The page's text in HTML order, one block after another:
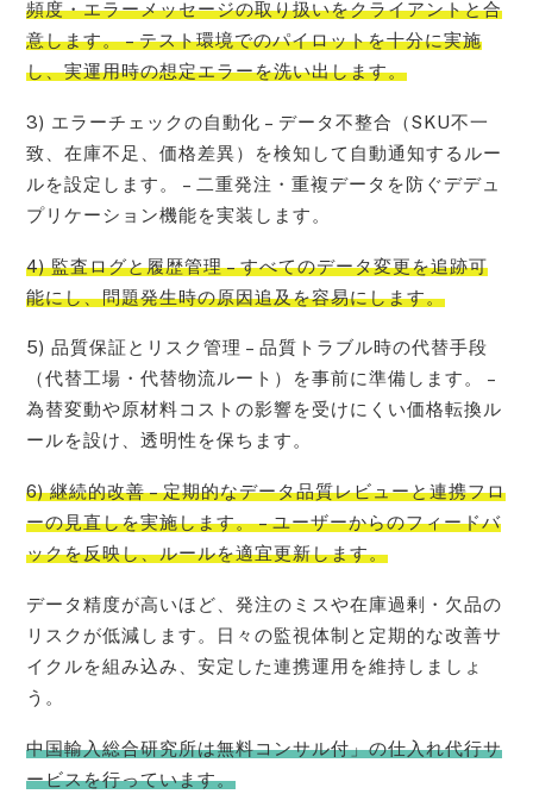
頻度・エラーメッセージの取り扱いをクライアントと合
意します。 – テスト環境でのパイロットを十分に実施
し、実運用時の想定エラーを洗い出します。
3) エラーチェックの自動化 – データ不整合（SKU不一
致、在庫不足、価格差異）を検知して自動通知するルー
ルを設定します。 – 二重発注・重複データを防ぐデデュ
プリケーション機能を実装します。
4) 監査ログと履歴管理 – すべてのデータ変更を追跡可
能にし、問題発生時の原因追及を容易にします。
5) 品質保証とリスク管理 – 品質トラブル時の代替手段
（代替工場・代替物流ルート）を事前に準備します。 –
為替変動や原材料コストの影響を受けにくい価格転換ル
ールを設け、透明性を保ちます。
6) 継続的改善 – 定期的なデータ品質レビューと連携フロ
ーの見直しを実施します。 – ユーザーからのフィードバ
ックを反映し、ルールを適宜更新します。
データ精度が高いほど、発注のミスや在庫過剰・欠品の
リスクが低減します。日々の監視体制と定期的な改善サ
イクルを組み込み、安定した連携運用を維持しましょ
う。
中国輸入総合研究所は無料コンサル付」の仕入れ代行サ
ービスを行っています。